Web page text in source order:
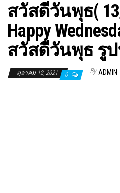
สวัสดีวันพุธ(
Happy
สวัสดีวันพุธ รู
ตุลาคม 12, 2021 0 By ADMIN